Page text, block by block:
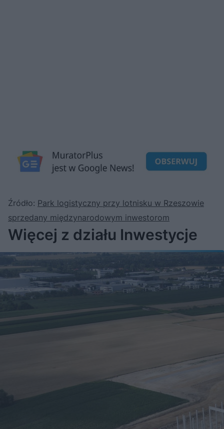
Źródło: Park logistyczny przy lotnisku w Rzeszowie
sprzedany międzynarodowym inwestorom
Więcej z działu Inwestycje